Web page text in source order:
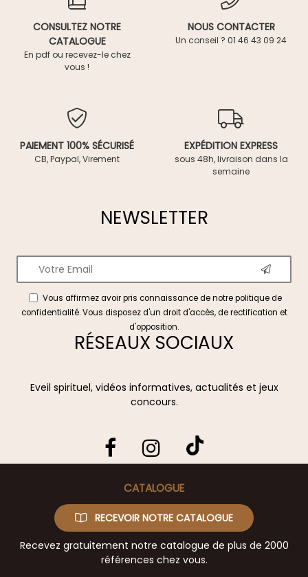
CONSULTEZ NOTRE
CATALOGUE
En pdf ou recevez-le chez
vous !
NOUS CONTACTER
Un conseil ? 01 46 43 09 24
PAIEMENT 100% SÉCURISÉ
CB, Paypal, Virement
EXPÉDITION EXPRESS
sous 48h, livraison dans la
semaine
NEWSLETTER
Vous affirmez avoir pris connaissance de notrepolitique de
confidentialité. Vous disposez d'un droit d'accès, de rectification et
d'opposition.
RÉSEAUX SOCIAUX
Eveil spirituel, vidéos informatives, actualités et jeux
concours.
CATALOGUE
RECEVOIR NOTRE CATALOGUE
Recevez gratuitement notre catalogue de plus de 2000
références chez vous.